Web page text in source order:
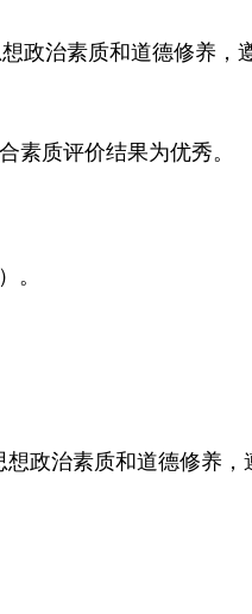
政治素质和道德修养，
素质评价结果为优秀。
。
政治素质和道德修养